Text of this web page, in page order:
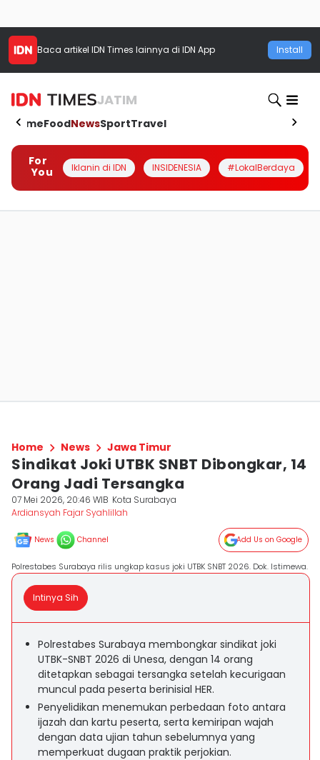
Baca artikel IDN Times lainnya di IDN App Install
JATIM
HomeFoodNewsSportTravel
For
You
Iklanin di IDN INSIDENESIA #LokalBerdaya
Home News Jawa Timur
Sindikat Joki UTBK SNBT Dibongkar, 14
Orang Jadi Tersangka
07 Mei 2026, 20:46 WIB Kota Surabaya
Ardiansyah Fajar Syahlillah
News Channel Add Us on Google
Polrestabes Surabaya rilis ungkap kasus joki UTBK SNBT 2026. Dok. Istimewa.
Intinya Sih
Polrestabes Surabaya membongkar sindikat joki
UTBK-SNBT 2026 di Unesa, dengan 14 orang
ditetapkan sebagai tersangka setelah kecurigaan
muncul pada peserta berinisial HER.
Penyelidikan menemukan perbedaan foto antara
ijazah dan kartu peserta, serta kemiripan wajah
dengan data ujian tahun sebelumnya yang
memperkuat dugaan praktik perjokian.